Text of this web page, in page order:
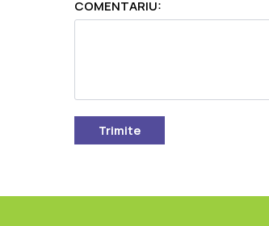
COMENTARIU:
Trimite